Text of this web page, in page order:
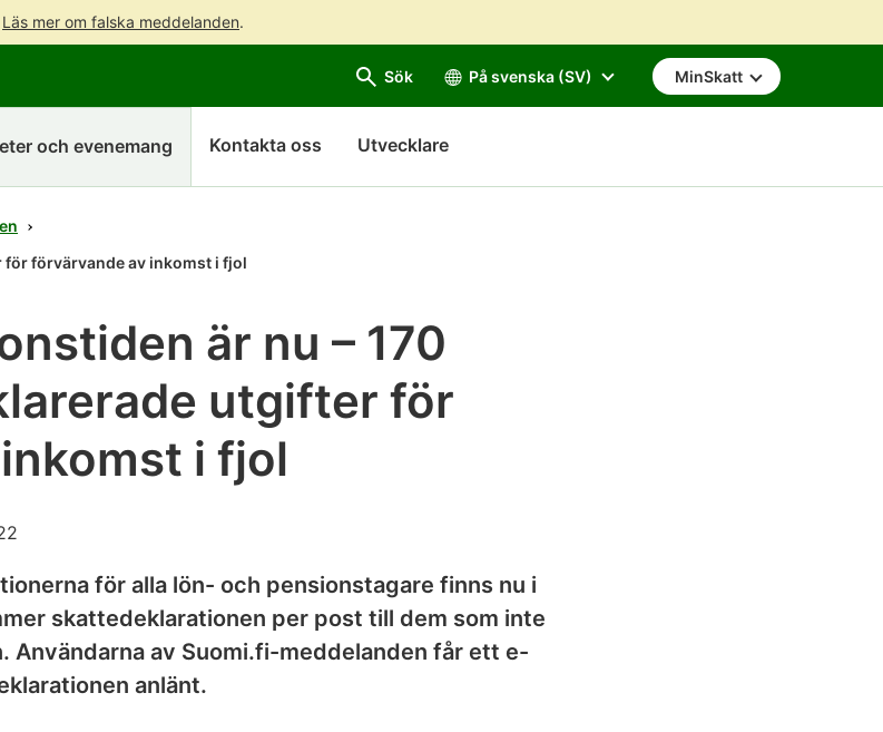
Läs mer om falska meddelanden.
till
innehållet
hela
webbplatsens
sökning
Sök På svenska (SV) MinSkatt
och evenemang Kontakta oss Utvecklare
förvärvande av inkomst i fjol
är nu – 170
utgifter för
i fjol
för alla lön- och pensionstagare finns nu i
skattedeklarationen per post till dem som inte
Användarna av Suomi.fi-meddelanden får ett e-
anlänt.